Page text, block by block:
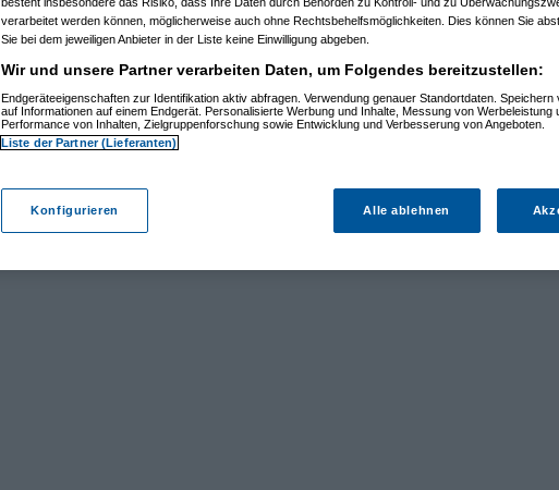
verarbeitet werden können, möglicherweise auch ohne Rechtsbehelfsmöglichkeiten. Dies können Sie
Sie bei dem jeweiligen Anbieter in der Liste keine Einwilligung abgeben.
Wir und unsere Partner verarbeiten Daten, um Folgendes bereitzustellen:
Endgeräteeigenschaften zur Identifikation aktiv abfragen. Verwendung genauer Standortdaten. Speichern
auf Informationen auf einem Endgerät. Personalisierte Werbung und Inhalte, Messung von Werbeleistung
Performance von Inhalten, Zielgruppenforschung sowie Entwicklung und Verbesserung von Angeboten.
Liste der Partner (Lieferanten)
Konfigurieren Alle ablehnen